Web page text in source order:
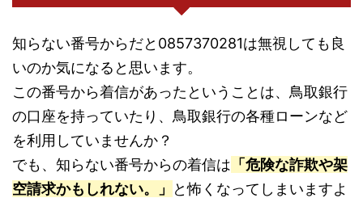
知らない番号からだと0857370281は無視しても良
いのか気になると思います。
この番号から着信があったということは、鳥取銀行
の口座を持っていたり、鳥取銀行の各種ローンなど
を利用していませんか？
でも、知らない番号からの着信は 「危険な詐欺や架
空請求かもしれない。」
と怖くなってしまいますよ